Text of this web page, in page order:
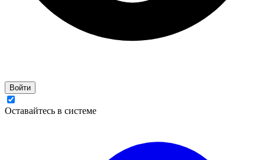
Войти
Оставайтесь в системе